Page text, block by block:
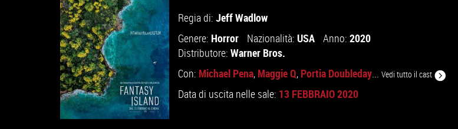
GUARDA IL TRAILER
VAI ALLA SCHEDA
Regia di: Jeff Wadlow
Genere: Horror Nazionalità: USA Anno: 2020
Distributore: Warner Bros.
Con: Michael Pena, Maggie Q, Portia Doubleday... Vedi tutto il cast
Data di uscita nelle sale: 13 FEBBRAIO 2020